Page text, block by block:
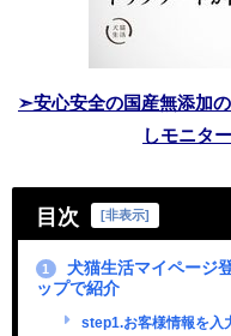
➣安心安全の国産無添加
しモニタ
目次 [非表示]
1
犬猫生活マイページ
ップで紹介
step1.お客様情報を入